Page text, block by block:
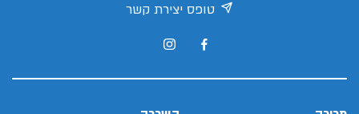
טופס יצירת קשר